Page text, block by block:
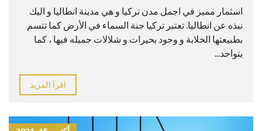
اسثمار مميز في اجمل مدن تركيا و هي مدينة انطاليا و اليك
نبذه عن انطاليا. تعتبر تركيا جنة السماء في الأرض كما تتسم
بطبيعتها الخلابة و وجود بحيرات و شلالات جميله فيها ، كما
يتواجد...
اقرأ المزيد